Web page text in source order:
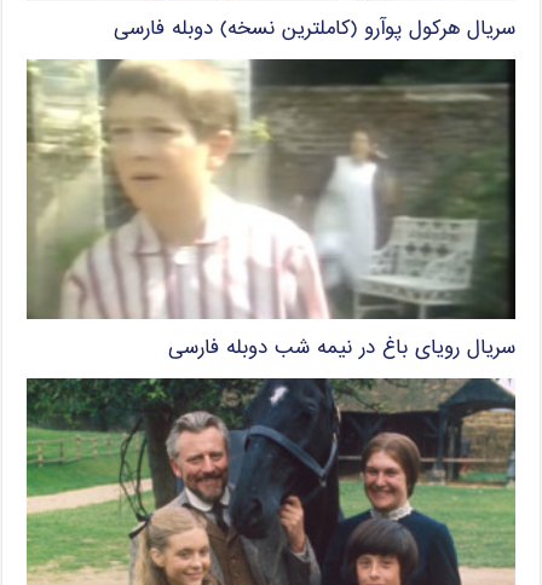
سریال هرکول پوآرو (کاملترین نسخه) دوبله فارسی
سریال رویای باغ در نیمه شب دوبله فارسی